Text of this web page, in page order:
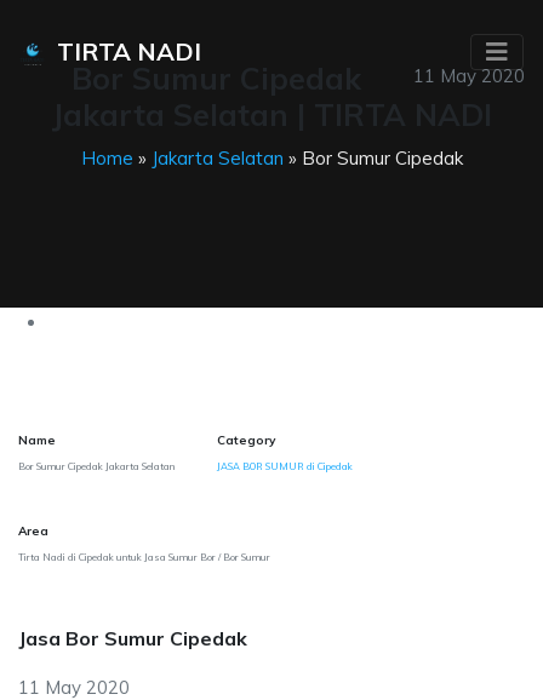
TIRTA NADI
11 May 2020
Home » Jakarta Selatan » Bor Sumur Cipedak
Name
Bor Sumur Cipedak Jakarta Selatan
Category
JASA BOR SUMUR di Cipedak
Area
Tirta Nadi di Cipedak untuk Jasa Sumur Bor / Bor Sumur
Jasa Bor Sumur Cipedak
11 May 2020